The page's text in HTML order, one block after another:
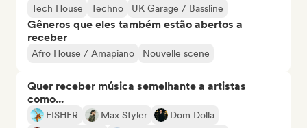
Tech House
Techno UK Garage / Bassline
Gêneros que eles também estão abertos a
receber
Afro House / Amapiano Nouvelle scene
Quer receber música semelhante a artistas
como...
FISHER Max Styler
Dom Dolla